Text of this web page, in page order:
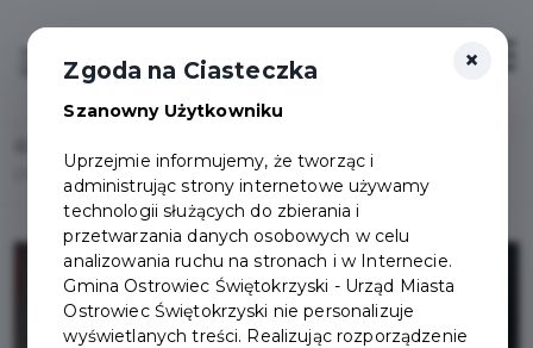
CTH zaprasza !!! Do końca roku bilet wstępu tylko 5 zł !!!
×
Zgoda na Ciasteczka
Szanowny Użytkowniku
Uprzejmie informujemy, że tworząc i
administrując strony internetowe używamy
technologii służących do zbierania i
przetwarzania danych osobowych w celu
analizowania ruchu na stronach i w Internecie.
Gmina Ostrowiec Świętokrzyski - Urząd Miasta
Ostrowiec Świętokrzyski nie personalizuje
wyświetlanych treści. Realizując rozporządzenie